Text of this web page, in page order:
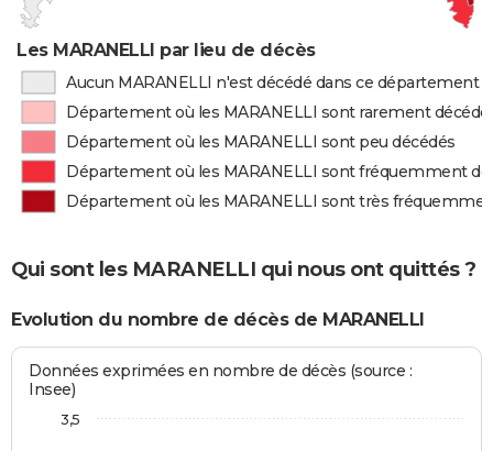
Les MARANELLI par lieu de décès
Aucun MARANELLI n'est décédé dans ce département
Département où les MARANELLI sont rarement
Département où les MARANELLI sont peu décédés
Département où les MARANELLI sont fréquemment
Département où les MARANELLI sont très
Qui sont les MARANELLI qui nous ont quittés ?
Evolution du nombre de décès de MARANELLI
Données exprimées en nombre de décès (source :
Insee)
3,5